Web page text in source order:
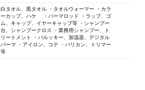
白タオル、黒タオル ・タオルウォーマー ・カラ
ーカップ、ハケ ・パーマロッド ・ラップ、ゴ
ム、キャップ、イヤーキャップ等 ・シャンプー
台、シャンプークロス ・業務用シャンプー、ト
リートメント ・パルッキー、加温器、デジタル
パーマ ・アイロン、コテ ・バリカン、トリマー
等